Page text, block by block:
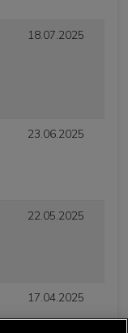
18.07.2025
23.06.2025
22.05.2025
17.04.2025